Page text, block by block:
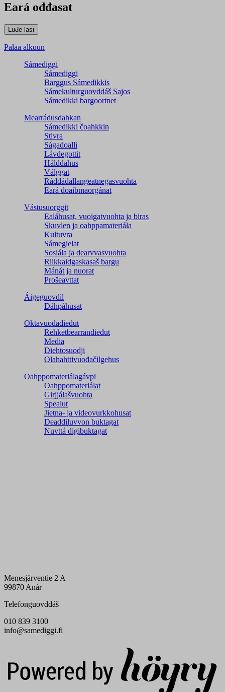
Eará ođđasat
Palaa alkuun
Sámediggi
Sámediggi
Barggus Sámedikkis
Sámekulturguovddáš Sajos
Sámedikki bargoortnet
Mearrádusdahkan
Sámedikki čoahkkin
Stivra
Ságadoalli
Lávdegottit
Hálddahus
Válggat
Ráđđádallangeatnegas­vuohta
Eará doaibmaorgánat
Vástusuorggit
Ealáhusat, vuoigatvuohta ja biras
Skuvlen ja oahppamateriála
Kultuvra
Sámegielat
Sosiála ja dearvvasvuohta
Riikkaidgaskasaš bargu
Mánát ja nuorat
Prošeavttat
Áigeguovdil
Dáhpáhusat
Oktavuođadieđut
Rehketbearrandieđut
Media
Diehtosuodji
Olahahttivuođačilgehus
Oahppomateriálagávpi
Oahppomateriálat
Girjjálašvuohta
Spealut
Jietna- ja videovurkkohusat
Deaddiluvvon buktagat
Nuvttá digibuktagat
Menesjärventie 2 A
99870 Anár
Telefonguovddáš
010 839 3100
info@samediggi.fi